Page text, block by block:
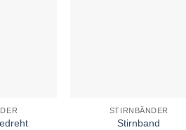
STIRNBÄNDER
Stirnband